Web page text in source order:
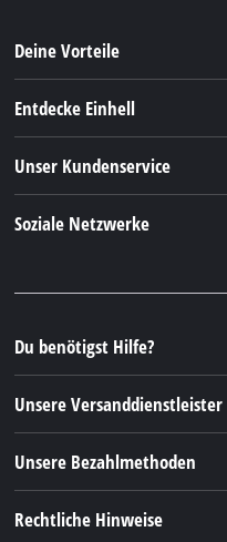
Deine Vorteile
Entdecke Einhell
Einhell Germany AG
Unser Kundenservice
Soziale Netzwerke
Instagram
TikTok
Pinterest
Du benötigst Hilfe?
Unsere Versanddienstleister
Unsere Bezahlmethoden
Rechtliche Hinweise